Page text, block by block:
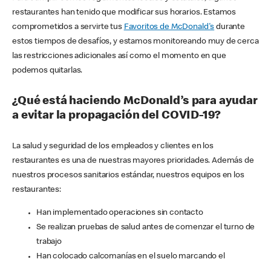
restaurantes han tenido que modificar sus horarios. Estamos
comprometidos a servirte tus Favoritos de McDonald's durante
estos tiempos de desafíos, y estamos monitoreando muy de cerca
las restricciones adicionales así como el momento en que
podemos quitarlas.
¿Qué está haciendo McDonald’s para ayudar
a evitar la propagación del COVID-19?
La salud y seguridad de los empleados y clientes en los
restaurantes es una de nuestras mayores prioridades. Además de
nuestros procesos sanitarios estándar, nuestros equipos en los
restaurantes:
Han implementado operaciones sin contacto
Se realizan pruebas de salud antes de comenzar el turno de
trabajo
Han colocado calcomanías en el suelo marcando el